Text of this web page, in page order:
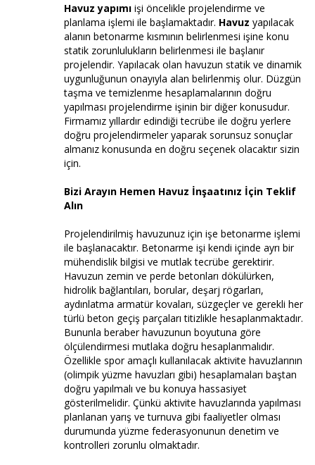
Havuz yapımı işi öncelikle projelendirme ve
planlama işlemi ile başlamaktadır. Havuz yapılacak
alanın betonarme kısmının belirlenmesi işine konu
statik zorunlulukların belirlenmesi ile başlanır
projelendir. Yapılacak olan havuzun statik ve dinamik
uygunluğunun onayıyla alan belirlenmiş olur. Düzgün
taşma ve temizlenme hesaplamalarının doğru
yapılması projelendirme işinin bir diğer konusudur.
Firmamız yıllardır edindiği tecrübe ile doğru yerlere
doğru projelendirmeler yaparak sorunsuz sonuçlar
almanız konusunda en doğru seçenek olacaktır sizin
için.
Bizi Arayın Hemen Havuz İnşaatınız İçin Teklif
Alın
Projelendirilmiş havuzunuz için işe betonarme işlemi
ile başlanacaktır. Betonarme işi kendi içinde ayrı bir
mühendislik bilgisi ve mutlak tecrübe gerektirir.
Havuzun zemin ve perde betonları dökülürken,
hidrolik bağlantıları, borular, deşarj rögarları,
aydınlatma armatür kovaları, süzgeçler ve gerekli her
türlü beton geçiş parçaları titizlikle hesaplanmaktadır.
Bununla beraber havuzunun boyutuna göre
ölçülendirmesi mutlaka doğru hesaplanmalıdır.
Özellikle spor amaçlı kullanılacak aktivite havuzlarının
(olimpik yüzme havuzları gibi) hesaplamaları baştan
doğru yapılmalı ve bu konuya hassasiyet
gösterilmelidir. Çünkü aktivite havuzlarında yapılması
planlanan yarış ve turnuva gibi faaliyetler olması
durumunda yüzme federasyonunun denetim ve
kontrolleri zorunlu olmaktadır.